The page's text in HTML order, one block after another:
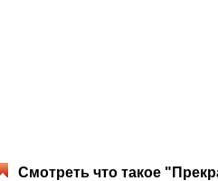
Смотреть что такое